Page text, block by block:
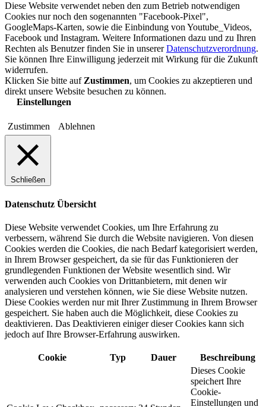
Diese Website verwendet neben den zum Betrieb notwendigen
Cookies nur noch den sogenannten "Facebook-Pixel",
GoogleMaps-Karten, sowie die Einbindung von Youtube_Videos,
Facebook und Instagram. Weitere Informationen dazu und zu Ihren
Rechten als Benutzer finden Sie in unsererDatenschutzverordnung.
Sie können Ihre Einwilligung jederzeit mit Wirkung für die Zukunft
widerrufen.
Klicken Sie bitte aufZustimmen, um Cookies zu akzeptieren und
direkt unsere Website besuchen zu können.
Einstellungen
Zustimmen Ablehnen
Schließen
Datenschutz Übersicht
Diese Website verwendet Cookies, um Ihre Erfahrung zu
verbessern, während Sie durch die Website navigieren. Von diesen
Cookies werden die Cookies, die nach Bedarf kategorisiert werden,
in Ihrem Browser gespeichert, da sie für das Funktionieren der
grundlegenden Funktionen der Website wesentlich sind. Wir
verwenden auch Cookies von Drittanbietern, mit denen wir
analysieren und verstehen können, wie Sie diese Website nutzen.
Diese Cookies werden nur mit Ihrer Zustimmung in Ihrem Browser
gespeichert. Sie haben auch die Möglichkeit, diese Cookies zu
deaktivieren. Das Deaktivieren einiger dieser Cookies kann sich
jedoch auf Ihre Browser-Erfahrung auswirken.
Cookie Typ Dauer Beschreibung
Dieses Cookie
speichert Ihre
Cookie-
Einstellungen und